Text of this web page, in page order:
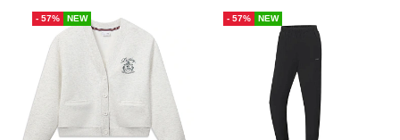
34 RU 34,5 RU
36 RU
37 RU
37,5 RU
38,5 RU
40 RU
34 RU 34,5 RU
37 RU
38,5 RU
40 RU
- 57% NEW - 57% NEW